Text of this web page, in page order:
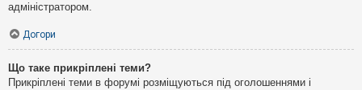
адміністратором.
Догори
Що таке прикріплені теми?
Прикріплені теми в форумі розміщуються під оголошеннями і